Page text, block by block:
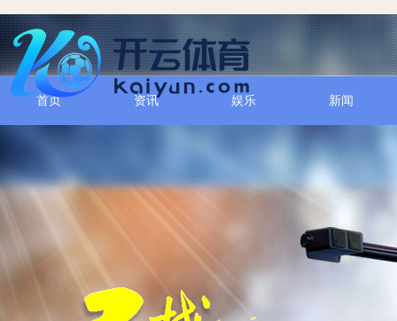
首页 资讯 娱乐 新闻